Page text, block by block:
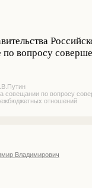
по вопросу
совещании по вопросу
отношений
Владимирович